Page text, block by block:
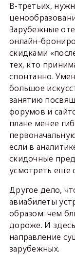
В-третьих,
Зарубежные
онлайн-
скидками
тех, кто
спонтанно.
большое
занятию
форумов и
плане менее
если в
скидочные
усмотреть еще
Другое дело,
авиабилеты
образом: чем
дороже. И
направление
зарубежных.